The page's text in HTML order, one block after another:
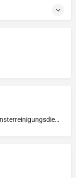
Fensterreinigungsdienst